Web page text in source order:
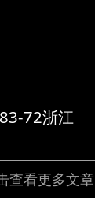
72浙江
查看更多文章